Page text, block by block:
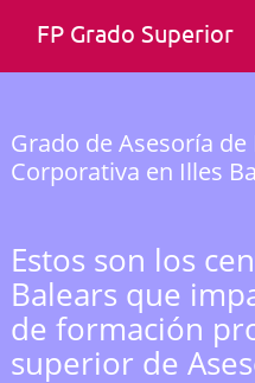
FP Grado Superior
Grado de Asesoría
Corporativa en Illes
Estos son los
Balears que
de formación
superior de